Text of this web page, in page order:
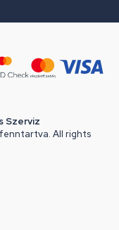
Szerviz
All rights